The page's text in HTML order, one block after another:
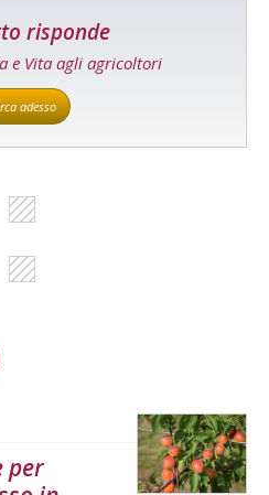
risponde
e Vita agli agricoltori
adesso
per